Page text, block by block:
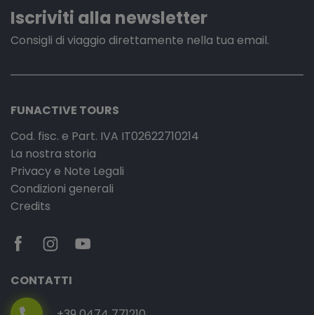
Iscriviti alla newsletter
Consigli di viaggio direttamente nella tua email.
FUNACTIVE TOURS
Cod. fisc. e Part. IVA IT02622710214
La nostra storia
Privacy e Note Legali
Condizioni generali
Credits
CONTATTI